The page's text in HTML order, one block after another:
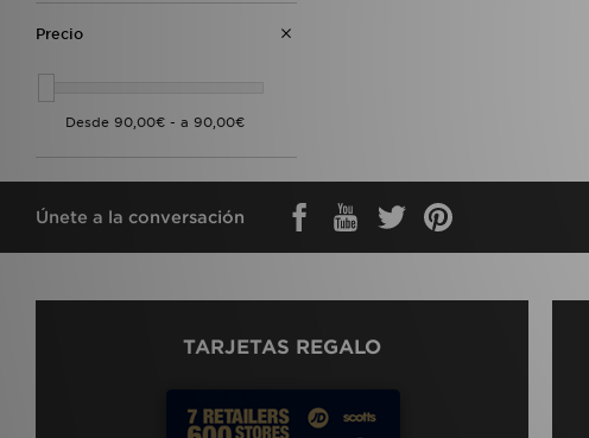
Precio
Únete a la conversación
TARJETAS REGALO